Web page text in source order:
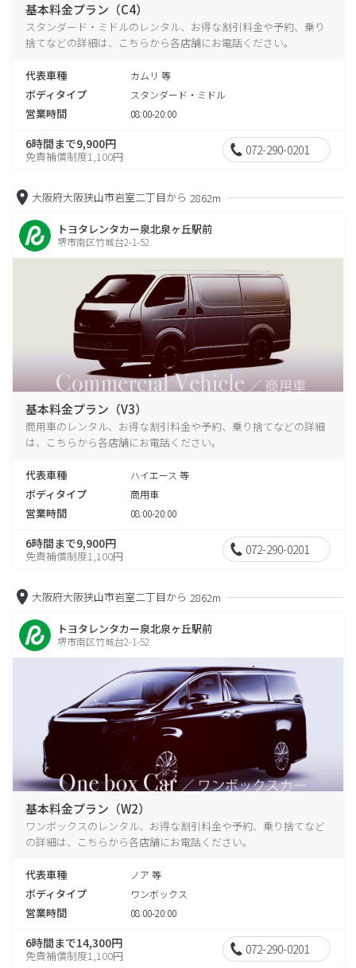
基本料金プラン（C4）
スタンダード・ミドルのレンタル、お得な割引料金や予約、乗り
捨てなどの詳細は、こちらから各店舗にお電話ください。
代表車種 カムリ 等
ボディタイプ スタンダード・ミドル
営業時間 08:00-20:00
6時間まで9,900円
免責補償制度1,100円 072-290-0201
大阪府大阪狭山市岩室二丁目から 2862m
トヨタレンタカー泉北泉ヶ丘駅前
堺市南区竹城台2-1-52
基本料金プラン（V3）
商用車のレンタル、お得な割引料金や予約、乗り捨てなどの詳細
は、こちらから各店舗にお電話ください。
代表車種 ハイエース 等
ボディタイプ 商用車
営業時間 08:00-20:00
6時間まで9,900円
免責補償制度1,100円 072-290-0201
大阪府大阪狭山市岩室二丁目から 2862m
トヨタレンタカー泉北泉ヶ丘駅前
堺市南区竹城台2-1-52
基本料金プラン（W2）
ワンボックスのレンタル、お得な割引料金や予約、乗り捨てなど
の詳細は、こちらから各店舗にお電話ください。
代表車種 ノア 等
ボディタイプ ワンボックス
営業時間 08:00-20:00
6時間まで14,300円
免責補償制度1,100円 072-290-0201